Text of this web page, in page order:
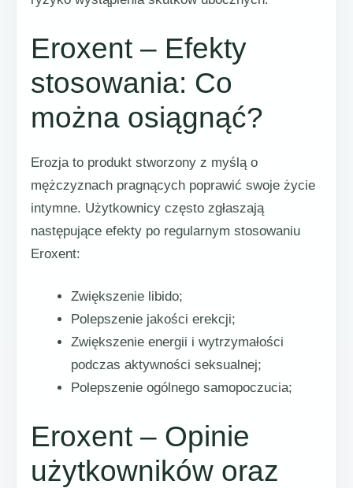
Eroxent – Efekty
stosowania: Co
można osiągnąć?
Erozja to produkt stworzony z myślą o
mężczyznach pragnących poprawić swoje życie
intymne. Użytkownicy często zgłaszają
następujące efekty po regularnym stosowaniu
Eroxent:
Zwiększenie libido;
Polepszenie jakości erekcji;
Zwiększenie energii i wytrzymałości
podczas aktywności seksualnej;
Polepszenie ogólnego samopoczucia;
Eroxent – Opinie
użytkowników oraz